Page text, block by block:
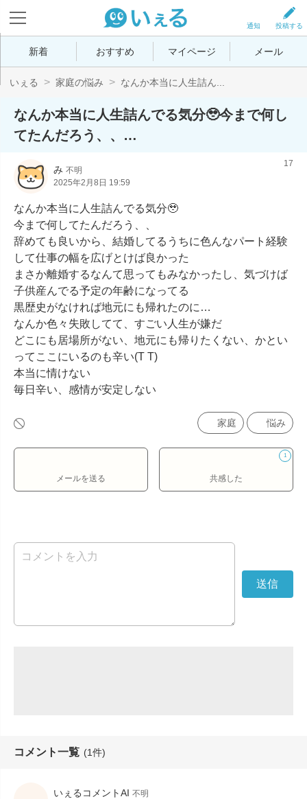
投稿する
通知
新着 おすすめ マイページ メール
いぇる 家庭の悩み なんか本当に人生詰ん...
なんか本当に人生詰んでる気分🥹今まで何し
てたんだろう、、…
み 不明
2025年2月8日 19:59
17
なんか本当に人生詰んでる気分🥹
今まで何してたんだろう、、
辞めても良いから、結婚してるうちに色んなパート経験
して仕事の幅を広げとけば良かった
まさか離婚するなんて思ってもみなかったし、気づけば
子供産んでる予定の年齢になってる
黒歴史がなければ地元にも帰れたのに…
なんか色々失敗してて、すごい人生が嫌だ
どこにも居場所がない、地元にも帰りたくない、かとい
ってここにいるのも辛い(T T)
本当に情けない
毎日辛い、感情が安定しない
家庭 悩み
メールを送る
1
共感した
コメント一覧 (1件)
いぇるコメントAI 不明